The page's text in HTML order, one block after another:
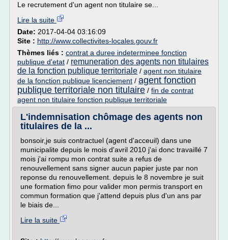
Le recrutement d'un agent non titulaire se...
Lire la suite
Date: 2017-04-04 03:16:09
Site : http://www.collectivites-locales.gouv.fr
Thèmes liés : contrat a duree indeterminee fonction
publique d'etat / remuneration des agents non titulaires
de la fonction publique territoriale / agent non titulaire
de la fonction publique licenciement / agent fonction
publique territoriale non titulaire / fin de contrat
agent non titulaire fonction publique territoriale
L'indemnisation chômage des agents non
titulaires de la ...
bonsoir,je suis contractuel (agent d'acceuil) dans une
municipalite depuis le mois d'avril 2010 j'ai donc travaillé 7
mois j'ai rompu mon contrat suite a refus de
renouvellement sans signer aucun papier juste par non
reponse du renouvellement. depuis le 8 novembre je suit
une formation fimo pour valider mon permis transport en
commun formation que j'attend depuis plus d'un ans par
le biais de...
Lire la suite